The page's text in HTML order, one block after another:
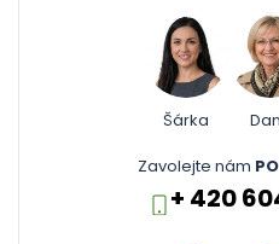
Šárka
Zavolejte nám
+ 420